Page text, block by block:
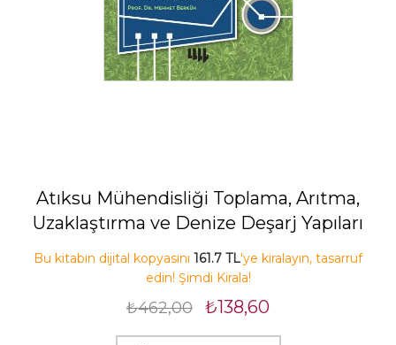
Atıksu Mühendisliği Toplama, Arıtma,
Uzaklaştırma ve Denize Deşarj Yapıları
Bu kitabın dijital kopyasını 161.7 TL'ye kiralayın, tasarruf
edin! Şimdi Kirala!
₺462,00 ₺138,60